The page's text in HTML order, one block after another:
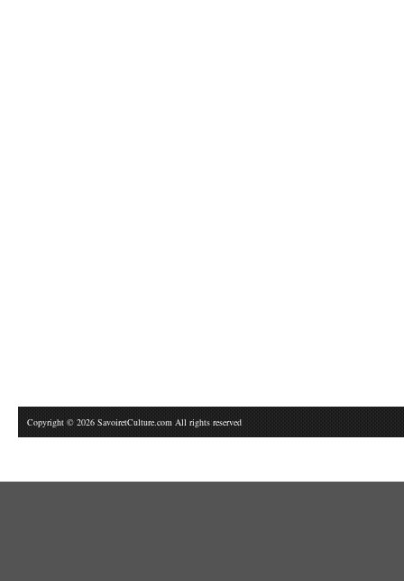
Copyright © 2026 SavoiretCulture.com All rights reserved